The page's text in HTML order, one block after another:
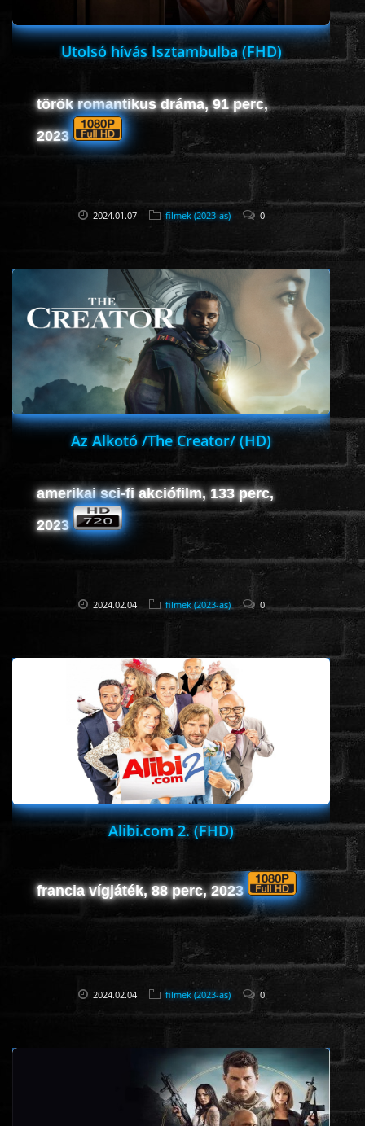
Utolsó hívás Isztambulba (FHD)
török romantikus dráma, 91 perc,
2023
2024.01.07 filmek (2023-as) 0
Az Alkotó /The Creator/ (HD)
amerikai sci-fi akciófilm, 133 perc,
2023
2024.02.04 filmek (2023-as) 0
Alibi.com 2. (FHD)
francia vígjáték, 88 perc, 2023
2024.02.04 filmek (2023-as) 0